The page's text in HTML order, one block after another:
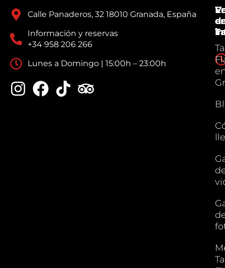
Calle Panaderos, 32 18010 Granada, España
Información y reservas
+34 958 206 266
Lunes a Domingo | 15:00h – 23:00h